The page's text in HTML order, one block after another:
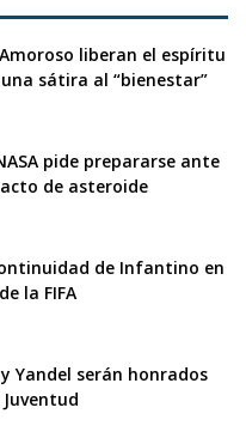
liberan el espíritu
sátira al “bienestar”
pide prepararse ante
de asteroide
de Infantino en
la FIFA
Yandel serán honrados